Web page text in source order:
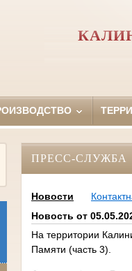
ПРЕСС-СЛУЖБА
Новости
Новость от
На территории
Памяти (часть 3).